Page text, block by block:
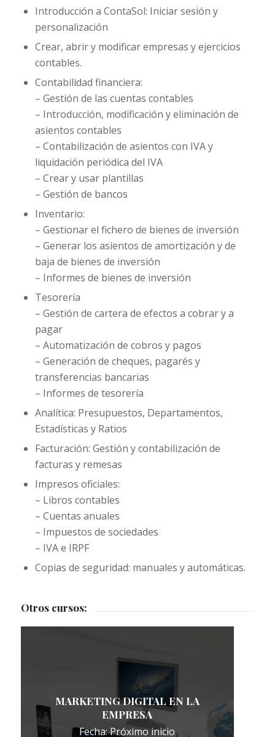
Introducción a ContaSol: Iniciar sesión y
personalización
Crear, abrir y modificar empresas y ejercicios
contables.
Contabilidad financiera:
– Gestión de las cuentas contables
– Introducción, modificación y eliminación de
asientos contables
– Contabilización de asientos con IVA y
liquidación periódica del IVA
– Crear y usar plantillas
– Gestión de bancos
Inventario:
– Gestionar el fichero de bienes de inversión
– Generar los asientos de amortización y de
baja de bienes de inversión
– Informes de bienes de inversión
Tesorería
– Gestión de cartera de efectos a cobrar y a
pagar
– Automatización de cobros y pagos
– Generación de cheques, pagarés y
transferencias bancarias
– Informes de tesorería
Analítica: Presupuestos, Departamentos,
Estadísticas y Ratios
Facturación: Gestión y contabilización de
facturas y remesas
Impresos oficiales:
– Libros contables
– Cuentas anuales
– Impuestos de sociedades
– IVA e IRPF
Copias de seguridad: manuales y automáticas.
Otros cursos:
MARKETING DIGITAL EN LA
EMPRESA
Fecha: Próximo inicio